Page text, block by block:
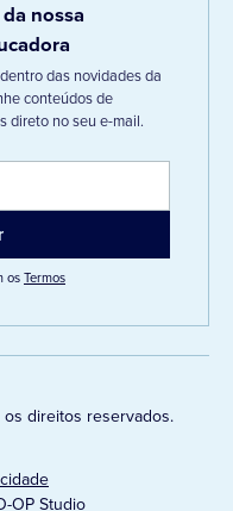
nossa
das novidades da
conteúdos de
direto no seu e-mail.
osTermos
direitos reservados.
OP Studio